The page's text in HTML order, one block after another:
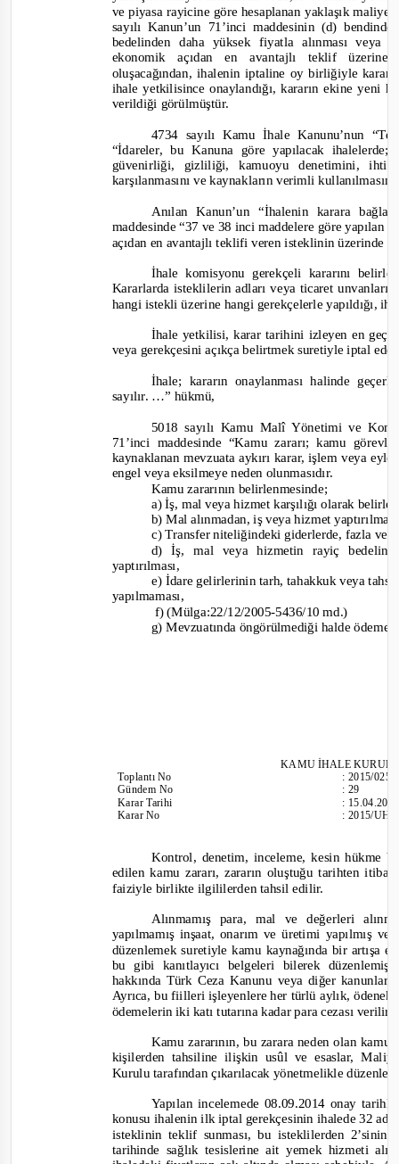
ve piyasa rayicine göre hesaplanan yaklaşık
sayılı Kanun’un 71’inci maddesinin (d)
bedelinden daha yüksek fiyatla alınması veya
ekonomik açıdan en avantajlı teklif
oluşacağından, ihalenin iptaline oy birliğiyle
ihale yetkilisince onaylandığı, kararın ekine yeni
verildiği görülmüştür.
4734 sayılı Kamu İhale Kanunu’nun
“İdareler, bu Kanuna göre yapılacak
güvenirliği, gizliliği, kamuoyu denetimini,
karşılanmasını ve kaynakların verimli
Anılan Kanun’un “İhalenin karara
maddesinde“37 ve 38 inci maddelere göre yapılan
açıdan en avantajlı teklifi veren isteklinin üzerinde
İhale komisyonu gerekçeli kararını
Kararlarda isteklilerin adları veya ticaret unvanları
hangi istekli üzerine hangi gerekçelerle yapıldığı,
İhale yetkilisi, karar tarihini izleyen en geç
veya gerekçesini açıkça belirtmek suretiyle iptal
İhale; kararın onaylanması halinde
sayılır. …” hükmü,
5018 sayılı Kamu Malî Yönetimi ve
71’inci maddesinde “Kamu zararı; kamu
kaynaklanan mevzuata aykırı karar, işlem veya
engel veya eksilmeye neden olunmasıdır.
Kamu zararının belirlenmesinde;
a) İş, mal veya hizmet karşılığı olarak
b) Mal alınmadan, iş veya hizmet
c) Transfer niteliğindeki giderlerde, fazla
d) İş, mal veya hizmetin rayiç
yaptırılması,
e) İdare gelirlerinin tarh, tahakkuk veya
yapılmaması,
f)(Mülga:22/12/2005-5436/10 md.)
g) Mevzuatında öngörülmediği halde ödeme
KAMU İHALE
ToplantıNo
Gündem No
Karar Tarihi
Karar No
:2015/025
:29
:
:2015/
Kontrol, denetim, inceleme, kesin hükme
edilen kamu zararı, zararın oluştuğu tarihten
faiziyle birlikte ilgililerden tahsil edilir.
Alınmamış para, mal ve değerleri
yapılmamış inşaat, onarım ve üretimi yapılmış
düzenlemek suretiyle kamu kaynağında bir artışa
bu gibi kanıtlayıcı belgeleri bilerek
hakkında Türk Ceza Kanunu veya diğer
Ayrıca, bu fiilleri işleyenlere her türlü aylık,
ödemelerin iki katı tutarına kadar para cezası verilir.
Kamu zararının, bu zarara neden olan
kişilerden tahsiline ilişkin usûl ve esaslar,
Kurulu tarafından çıkarılacak yönetmelikle
Yapılan incelemede 08.09.2014 onay
konusu ihalenin ilk iptal gerekçesinin ihalede 32
isteklinin teklif sunması, bu isteklilerden
tarihinde sağlık tesislerine ait yemek hizmeti